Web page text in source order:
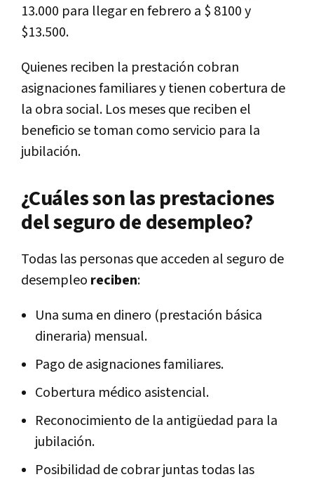
13.000 para llegar en febrero a $ 8100 y
$13.500.
Quienes reciben la prestación cobran
asignaciones familiares y tienen cobertura de
la obra social. Los meses que reciben el
beneficio se toman como servicio para la
jubilación.
¿Cuáles son las prestaciones
del seguro de desempleo?
Todas las personas que acceden al seguro de
desempleo reciben:
Una suma en dinero (prestación básica
dineraria) mensual.
Pago de asignaciones familiares.
Cobertura médico asistencial.
Reconocimiento de la antigüedad para la
jubilación.
Posibilidad de cobrar juntas todas las